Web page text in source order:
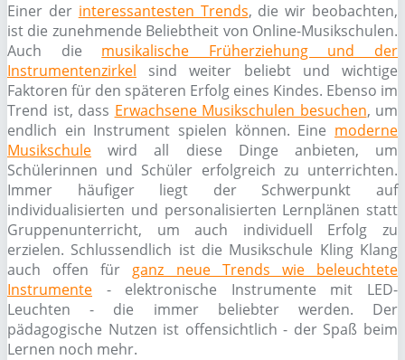
Einer der interessantesten Trends, die wir beobachten,
ist die zunehmende Beliebtheit von Online-Musikschulen.
Auch die musikalische Früherziehung und der
Instrumentenzirkel sind weiter beliebt und wichtige
Faktoren für den späteren Erfolg eines Kindes. Ebenso im
Trend ist, dass Erwachsene Musikschulen besuchen, um
endlich ein Instrument spielen können. Eine moderne
Musikschule wird all diese Dinge anbieten, um
Schülerinnen und Schüler erfolgreich zu unterrichten.
Immer häufiger liegt der Schwerpunkt auf
individualisierten und personalisierten Lernplänen statt
Gruppenunterricht, um auch individuell Erfolg zu
erzielen. Schlussendlich ist die Musikschule Kling Klang
auch offen für ganz neue Trends wie beleuchtete
Instrumente - elektronische Instrumente mit LED-
Leuchten - die immer beliebter werden. Der
pädagogische Nutzen ist offensichtlich - der Spaß beim
Lernen noch mehr.